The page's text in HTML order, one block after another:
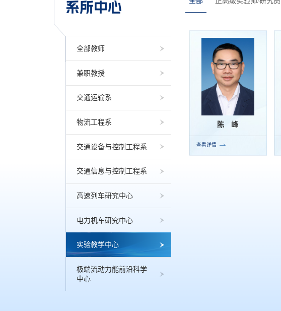
系所中心
全部教师
兼职教授
交通运输系
物流工程系
交通设备与控制工程系
交通信息与控制工程系
高速列车研究中心
电力机车研究中心
实验教学中心
极端流动力能前沿科学
中心
陈 峰
查看详情